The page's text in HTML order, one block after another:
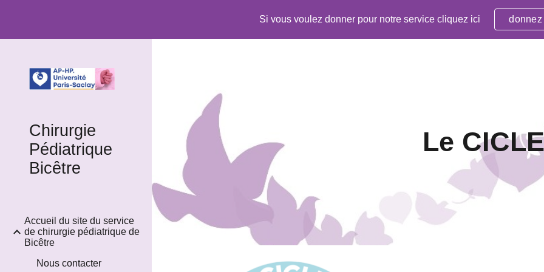
Skip to main content Skip to
Si vous voulez donner pour notre service cliquez ici donnez
Chirurgie
Pédiatrique
Bicêtre
Accueil du site du service
de chirurgie pédiatrique de
Bicêtre
Nous contacter
Le